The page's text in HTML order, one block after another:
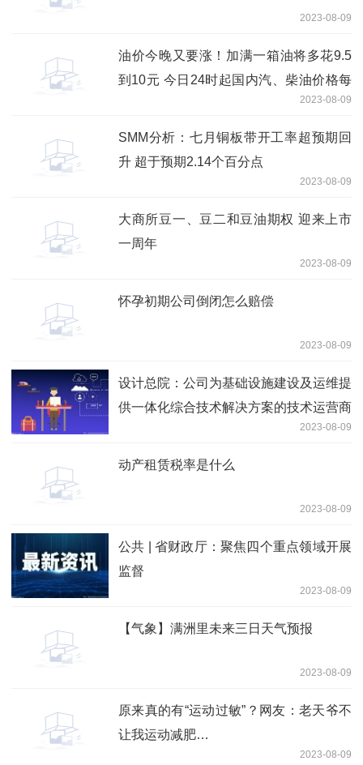
2023-08-09
油价今晚又要涨！加满一箱油将多花9.5
到10元 今日24时起国内汽、柴油价格每
2023-08-09
SMM分析：七月铜板带开工率超预期回
升 超于预期2.14个百分点
2023-08-09
大商所豆一、豆二和豆油期权 迎来上市
一周年
2023-08-09
怀孕初期公司倒闭怎么赔偿
2023-08-09
设计总院：公司为基础设施建设及运维提
供一体化综合技术解决方案的技术运营商
2023-08-09
动产租赁税率是什么
2023-08-09
公共 | 省财政厅：聚焦四个重点领域开展
监督
2023-08-09
【气象】满洲里未来三日天气预报
2023-08-09
原来真的有“运动过敏”？网友：老天爷不
让我运动减肥…
2023-08-09